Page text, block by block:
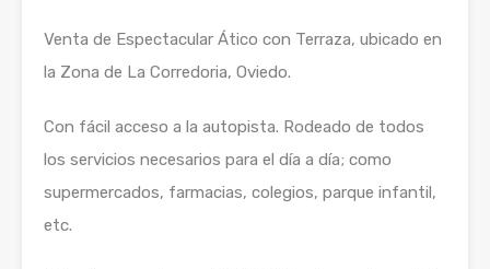
Venta de Espectacular Ático con Terraza, ubicado en
la Zona de La Corredoria, Oviedo.
Con fácil acceso a la autopista. Rodeado de todos
los servicios necesarios para el día a día; como
supermercados, farmacias, colegios, parque infantil,
etc.